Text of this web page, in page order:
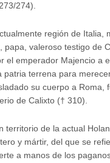
274).
región de Italia,
, papa, valeroso testigo de
el emperador Majencio a
patria terrena para
su cuerpo a Roma,
de Calixto († 310).
territorio de la actual
y mártir, del que se
a manos de los